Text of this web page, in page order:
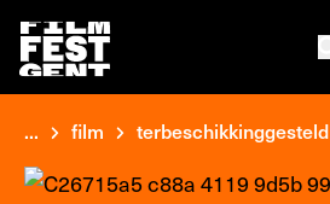
... film terbeschikkinggesteld